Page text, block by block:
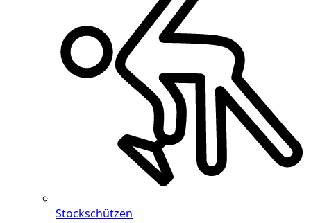
Stockschützen